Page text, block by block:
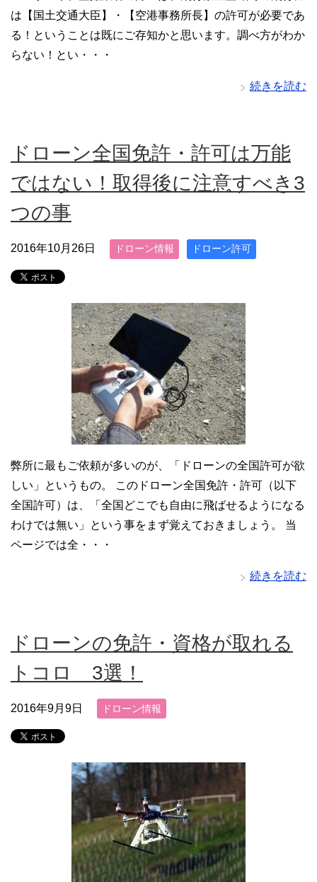
は【国土交通大臣】・【空港事務所長】の許可が必要であ
る！ということは既にご存知かと思います。調べ方がわか
らない！とい・・・
続きを読む
ドローン全国免許・許可は万能
ではない！取得後に注意すべき3
つの事
2016年10月26日 ドローン情報 ドローン許可
弊所に最もご依頼が多いのが、「ドローンの全国許可が欲
しい」というもの。 このドローン全国免許・許可（以下
全国許可）は、「全国どこでも自由に飛ばせるようになる
わけでは無い」という事をまず覚えておきましょう。 当
ページでは全・・・
続きを読む
ドローンの免許・資格が取れる
トコロ 3選！
2016年9月9日 ドローン情報